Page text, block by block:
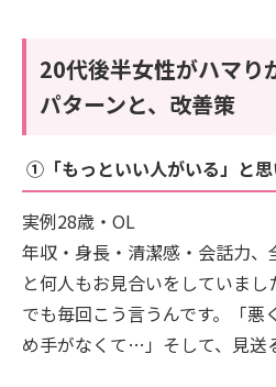
20代後半女性がハマり
パターンと、改善策
①「もっといい人がいる」と
実例28歳・OL
年収・身長・清潔感・会話力
と何人もお見合いをしていまし
でも毎回こう言うんです。「悪
め手がなくて…」そして、見送